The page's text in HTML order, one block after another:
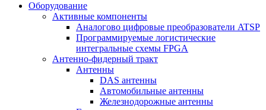
Оборудование
Активные компоненты
Аналогово цифровые преобразователи ATSP
Программируемые логистические
интегральные схемы FPGA
Антенно-фидерный тракт
Антенны
DAS антенны
Автомобильные антенны
Железнодорожные антенны